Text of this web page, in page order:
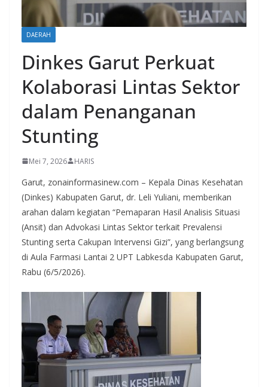
DAERAH
Dinkes Garut Perkuat
Kolaborasi Lintas Sektor
dalam Penanganan
Stunting
Mei 7, 2026 HARIS
Garut, zonainformasinew.com – Kepala Dinas Kesehatan
(Dinkes) Kabupaten Garut, dr. Leli Yuliani, memberikan
arahan dalam kegiatan “Pemaparan Hasil Analisis Situasi
(Ansit) dan Advokasi Lintas Sektor terkait Prevalensi
Stunting serta Cakupan Intervensi Gizi”, yang berlangsung
di Aula Farmasi Lantai 2 UPT Labkesda Kabupaten Garut,
Rabu (6/5/2026).